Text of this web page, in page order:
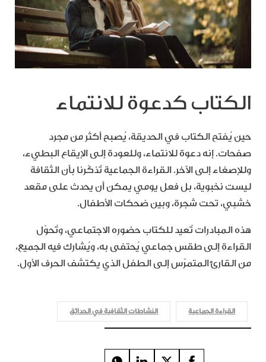
الكتاب كدعوة للانتماء
حين يُفتح الكتاب في الحديقة، يُصبح أكثر من مجرد
صفحات. إنه دعوة للانتماء، وللعودة إلى الإيقاع البطيء،
وللإصغاء إلى الآخر. القراءة الجماعية تُذكّرنا بأن الثقافة
ليست نخبوية، بل فعل يومي يمكن أن يحدث على مقعد
خشبي، تحت شجرة، وبين ضحكات الأطفال.
هذه المبادرات تُعيد للكتاب حضوره الاجتماعي، وتُحوّل
القراءة إلى طقس جماعي يُحتفى به، ويُشارك فيه الجميع،
من القارئ المتمرّس إلى الطفل الذي يكتشف الحرف الأول.
القراءة الجماعية النشاطات الثقافية في الحدائق